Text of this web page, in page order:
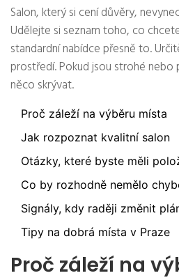
Salon, který si cení důvěry,
Udělejte si seznam toho, co
standardní nabídce přesně to.
prostředí. Pokud jsou strohé nebo
něco skrývat.
Proč záleží na výběru místa
Jak rozpoznat kvalitní salon
Otázky, které byste měli
Co by rozhodně nemělo
Signály, kdy raději změnit
Tipy na dobrá místa v Praze
Proč záleží na